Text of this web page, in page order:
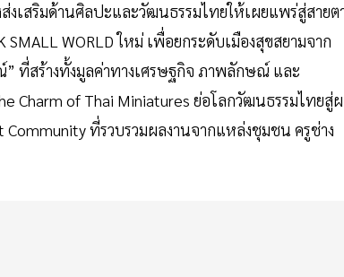
งเสริมด้านศิลปะและวัฒนธรรมไทยให้เผยแพร่สู่สายต
WORLD ใหม่ เพื่อยกระดับเมืองสุขสยามจาก
ที่สร้างทั้งมูลค่าทางเศรษฐกิจ ภาพลักษณ์ และ
Charm of Thai Miniatures ย่อโลกวัฒนธรรมไทยสู่
ที่รวบรวมผลงานจากแหล่งชุมชน ครูช่าง